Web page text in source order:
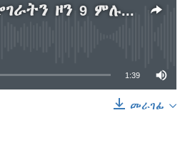
ጋዜጠኛታትን ብሎገራትን ዞን 9 ምሉእ ንምሉእ ነጻ ኣይወጻእናን ይብሉ
currently available
1:39
መራገፊ